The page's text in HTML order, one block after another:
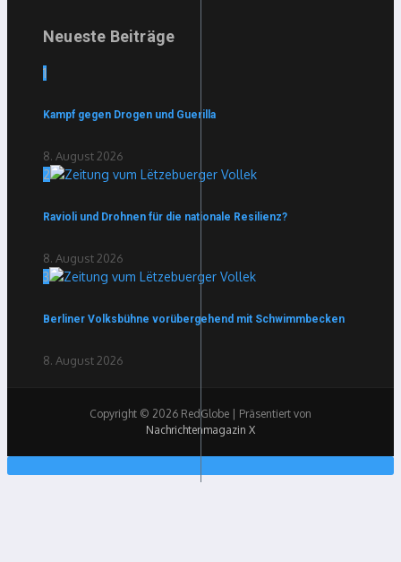
Neueste Beiträge
1
Kampf gegen Drogen und Guerilla
8. August 2026
2
Ravioli und Drohnen für die nationale Resilienz?
8. August 2026
3
Berliner Volksbühne vorübergehend mit Schwimmbecken
8. August 2026
Copyright © 2026 RedGlobe | Präsentiert von
Nachrichtenmagazin X